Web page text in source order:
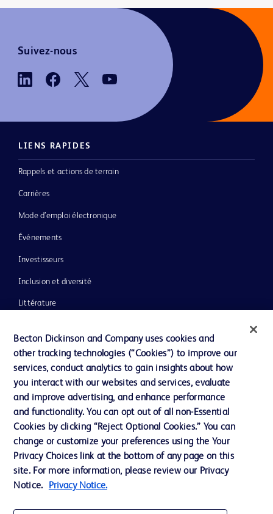
Suivez-nous
LIENS RAPIDES
Rappels et actions de terrain
Carrières
Mode d’emploi électronique
Événements
Investisseurs
Inclusion et diversité
Littérature
Notre entreprise
Éthique et conformité
Assistance
Nous contacter
Préférences en matière de cookies
Confidentialité
Becton Dickinson and Company uses cookies and
other tracking technologies (“Cookies”) to improve our
services, conduct analytics to gain insights about how
you interact with our websites and services, evaluate
and improve advertising, and enhance performance
and functionality. You can opt out of all non-Essential
Cookies by clicking “Reject Optional Cookies.” You can
change or customize your preferences using the Your
Privacy Choices link at the bottom of any page on this
site. For more information, please review our Privacy
Notice.
Privacy Notice.